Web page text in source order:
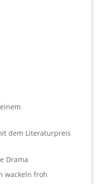
dem Literaturpreis
Drama
wackeln froh